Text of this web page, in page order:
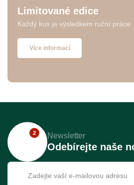
Limitované edice
Každý kus je výsledkem ruční práce
Více informací
2 Newsletter
Odebírejte naše